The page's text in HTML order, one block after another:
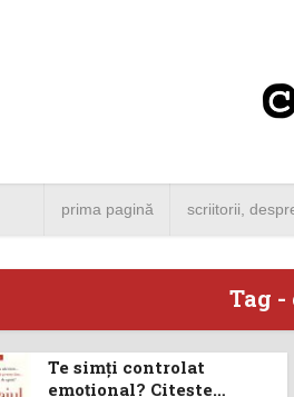
prima pagină scriitorii,
Tag -
Te simţi controlat
emoţional? Citeşte…